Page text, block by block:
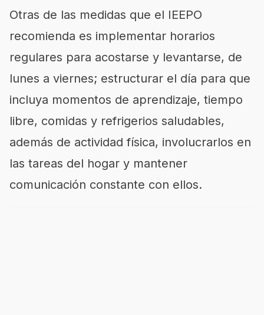
Otras de las medidas que el IEEPO
recomienda es implementar horarios
regulares para acostarse y levantarse, de
lunes a viernes; estructurar el día para que
incluya momentos de aprendizaje, tiempo
libre, comidas y refrigerios saludables,
además de actividad física, involucrarlos en
las tareas del hogar y mantener
comunicación constante con ellos.